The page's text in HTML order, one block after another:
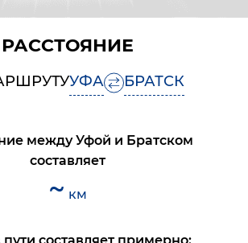
РАССТОЯНИЕ
УФА БРАТСК
междуУфой и Братском
составляет
~ км